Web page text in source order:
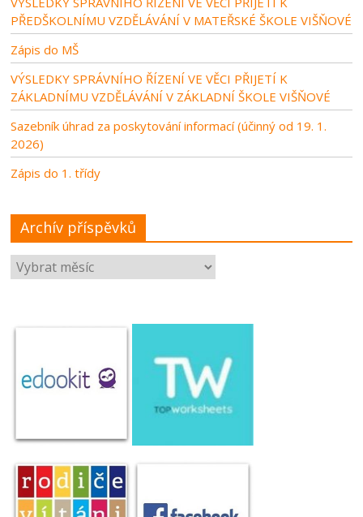
PŘEDŠKOLNÍMU VZDĚLÁVÁNÍ V MATEŘSKÉ ŠKOLE VIŠŇOVÉ
Zápis do MŠ
VÝSLEDKY SPRÁVNÍHO ŘÍZENÍ VE VĚCI PŘIJETÍ K
ZÁKLADNÍMU VZDĚLÁVÁNÍ V ZÁKLADNÍ ŠKOLE VIŠŇOVÉ
Sazebník úhrad za poskytování informací (účinný od 19. 1.
2026)
Zápis do 1. třídy
Archív příspěvků